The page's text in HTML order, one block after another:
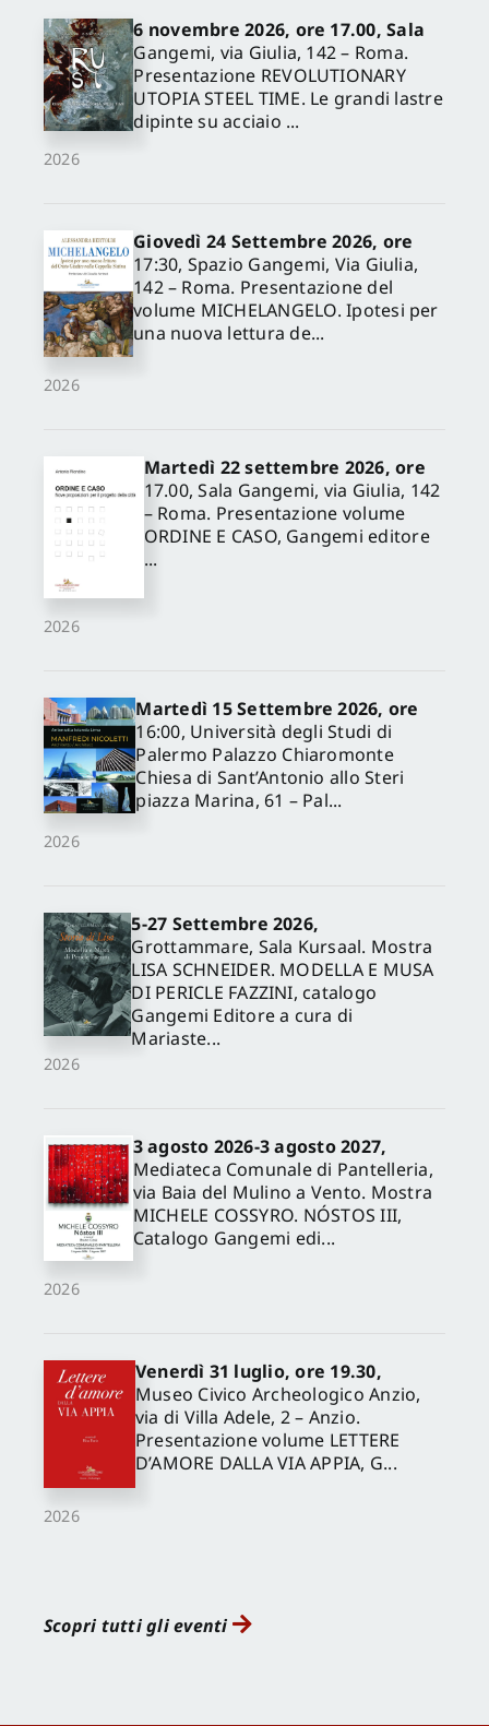
2026
6 novembre 2026, ore 17.00, Sala
Gangemi, via Giulia, 142 – Roma.
Presentazione REVOLUTIONARY
UTOPIA STEEL TIME. Le grandi lastre
dipinte su acciaio ...
2026
Giovedì 24 Settembre 2026, ore
17:30, Spazio Gangemi, Via Giulia,
142 – Roma. Presentazione del
volume MICHELANGELO. Ipotesi per
una nuova lettura de...
2026
Martedì 22 settembre 2026, ore
17.00, Sala Gangemi, via Giulia, 142
– Roma. Presentazione volume
ORDINE E CASO, Gangemi editore
...
2026
Martedì 15 Settembre 2026, ore
16:00, Università degli Studi di
Palermo Palazzo Chiaromonte
Chiesa di Sant’Antonio allo Steri
piazza Marina, 61 – Pal...
2026
5-27 Settembre 2026,
Grottammare, Sala Kursaal. Mostra
LISA SCHNEIDER. MODELLA E MUSA
DI PERICLE FAZZINI, catalogo
Gangemi Editore a cura di
Mariaste...
2026
3 agosto 2026-3 agosto 2027,
Mediateca Comunale di Pantelleria,
via Baia del Mulino a Vento. Mostra
MICHELE COSSYRO. NÓSTOS III,
Catalogo Gangemi edi...
2026
Venerdì 31 luglio, ore 19.30,
Museo Civico Archeologico Anzio,
via di Villa Adele, 2 – Anzio.
Presentazione volume LETTERE
D’AMORE DALLA VIA APPIA, G...
Scopri tutti gli eventi